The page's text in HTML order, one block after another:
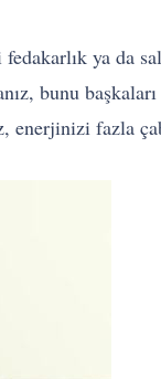
ya da
bunu
enerjinizi fazla